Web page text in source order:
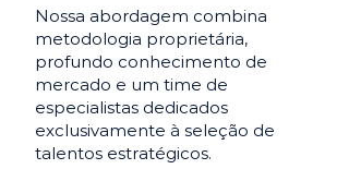
Nossa abordagem combina
metodologia proprietária,
profundo conhecimento de
mercado e um time de
especialistas dedicados
exclusivamente à seleção de
talentos estratégicos.